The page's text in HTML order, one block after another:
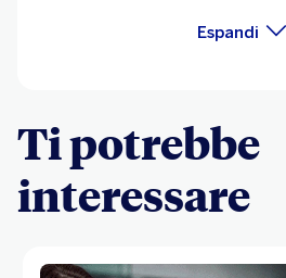
Espandi
Ti potrebbe
interessare